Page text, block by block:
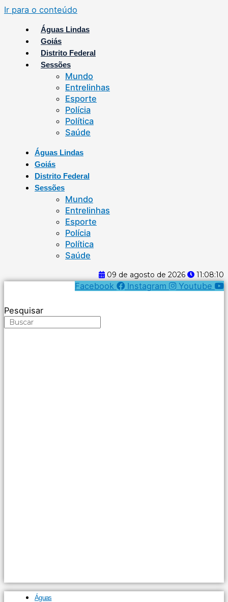
Ir para o conteúdo
Águas Lindas
Goiás
Distrito Federal
Sessões
Mundo
Entrelinhas
Esporte
Polícia
Política
Saúde
Águas Lindas
Goiás
Distrito Federal
Sessões
Mundo
Entrelinhas
Esporte
Polícia
Política
Saúde
09 de agosto de 2026 11:08:11
Facebook Instagram Youtube
Pesquisar
Águas